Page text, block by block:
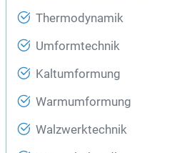
Thermodynamik
Umformtechnik
Kaltumformung
Warmumformung
Walzwerktechnik